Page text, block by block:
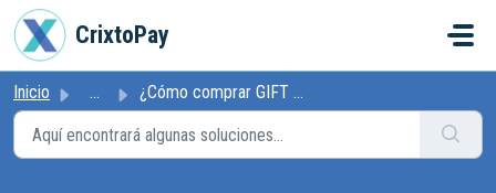
Ir al contenido principal
CrixtoPay
Inicio ... ¿Cómo comprar GIFT CARD para Steam en Crixto?